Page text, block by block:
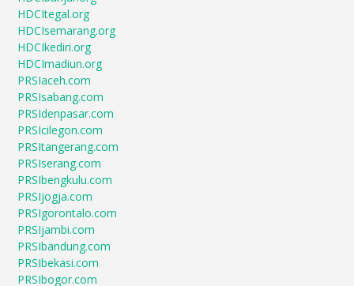
HDCItegal.org
HDCIsemarang.org
HDCIkediri.org
HDCImadiun.org
PRSIaceh.com
PRSIsabang.com
PRSIdenpasar.com
PRSIcilegon.com
PRSItangerang.com
PRSIserang.com
PRSIbengkulu.com
PRSIjogja.com
PRSIgorontalo.com
PRSIjambi.com
PRSIbandung.com
PRSIbekasi.com
PRSIbogor.com